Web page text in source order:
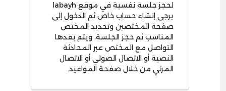
لحجز جلسة نفسية في موقع labayh
يرجى إنشاء حساب خاص ثم الدخول إلى
صفحة المختصين وتحديد المختص
المناسب ثم حجز الجلسة، ويتم بعدها
التواصل مع المختص عبر المحادثة
النصية أو الاتصال الصوتي أو الاتصال
المرئي من خلال صفحة المواعيد.